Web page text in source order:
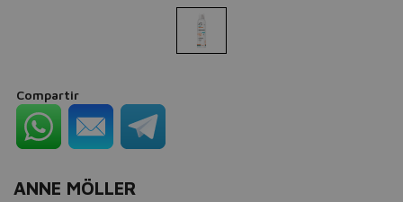
Compartir
ANNE MÖLLER